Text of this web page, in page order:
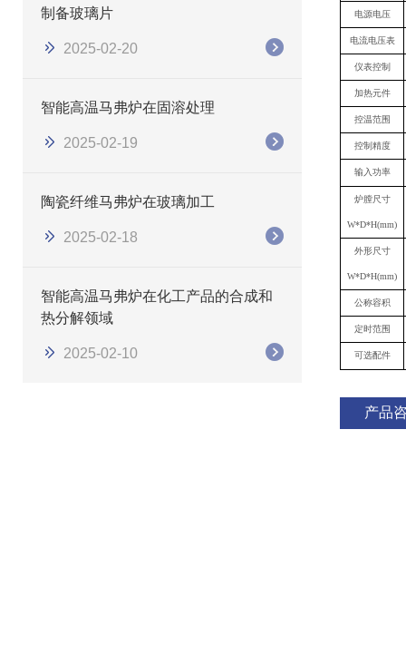
制备玻璃片
2025-02-20
智能高温马弗炉在固溶处理
2025-02-19
陶瓷纤维马弗炉在玻璃加工
2025-02-18
智能高温马弗炉在化工产品的合成和
热分解领域
2025-02-10
电源电压
电流电压表
仪表控制
加热元件
控温范围
控制精度
输入功率
炉膛尺寸
W*D*H(mm)
外形尺寸
W*D*H(mm)
公称容积
定时范围
可选配件
产品